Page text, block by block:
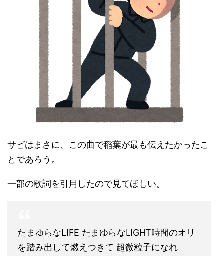
サビはまさに、この曲で稲葉が最も伝えたかったこ
とであろう。
一部の歌詞を引用したので見てほしい。
たまゆらなLIFE たまゆらなLIGHT時間のオリ
を踏み出して燃えつきて 超微粒子になれ